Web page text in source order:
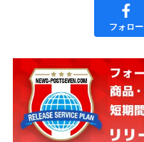
フォロー